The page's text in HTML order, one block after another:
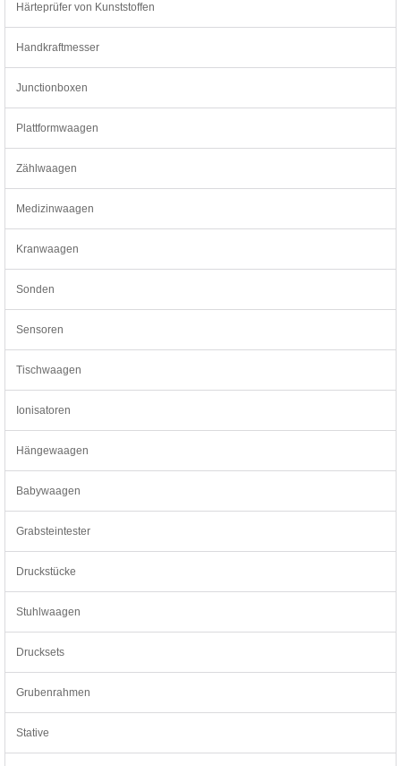
Härteprüfer von Kunststoffen
Handkraftmesser
Junctionboxen
Plattformwaagen
Zählwaagen
Medizinwaagen
Kranwaagen
Sonden
Sensoren
Tischwaagen
Ionisatoren
Hängewaagen
Babywaagen
Grabsteintester
Druckstücke
Stuhlwaagen
Drucksets
Grubenrahmen
Stative